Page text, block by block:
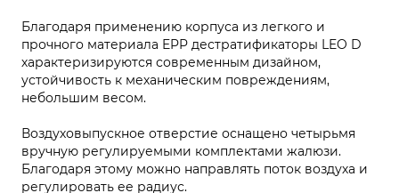
Благодаря применению корпуса из легкого и
прочного материала EPP дестратификаторы LEO D
характеризируются современным дизайном,
устойчивость к механическим повреждениям,
небольшим весом.
Воздуховыпускное отверстие оснащено четырьмя
вручную регулируемыми комплектами жалюзи.
Благодаря этому можно направлять поток воздуха и
регулировать ее радиус.